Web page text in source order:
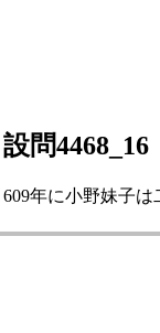
設問4468_16
609年に小野妹子